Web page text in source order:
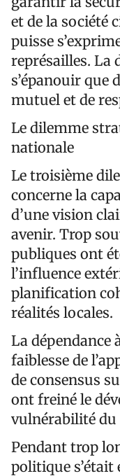
et de la société
puisse
représailles. La
s’épanouir que
mutuel et de
Le dilemme
nationale
Le troisième
concerne la
d’une vision
avenir. Trop
publiques ont
l’influence
planification
réalités locales.
La dépendance
faiblesse de
de consensus
ont freiné le
vulnérabilité du
Pendant trop
politique s’était